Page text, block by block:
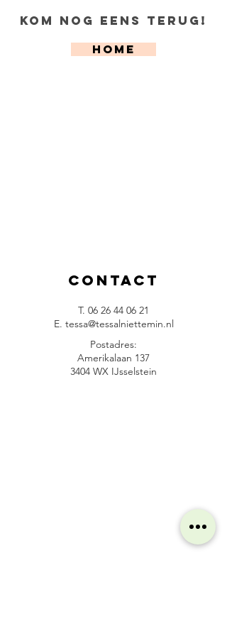
KOm nog eens terug!
Home
cONTACT
T. 06 26 44 06 21
E. tessa@tessalniettemin.nl
Postadres:
Amerikalaan 137
3404 WX IJsselstein